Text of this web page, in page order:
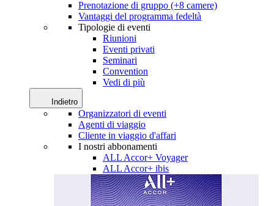
Prenotazione di gruppo (+8 camere)
Vantaggi del programma fedeltà
Tipologie di eventi
Riunioni
Eventi privati
Seminari
Convention
Vedi di più
Indietro
Organizzatori di eventi
Agenti di viaggio
Cliente in viaggio d'affari
I nostri abbonamenti
ALL Accor+ Voyager
ALL Accor+ ibis